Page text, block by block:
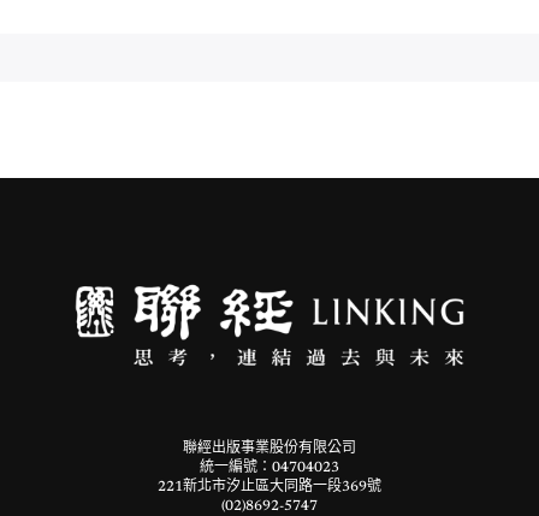
聯經出版事業股份有限公司
統一編號：04704023
221新北市汐止區大同路一段369號
(02)8692-5747